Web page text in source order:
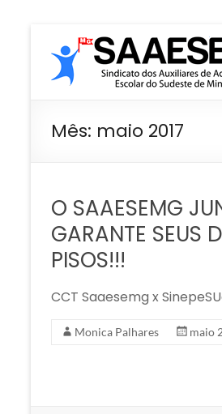
para
conteúdo
SAAESEMG
Sindicato
Auxiliares
–
Sudeste
–
MG
Mês: maio 2017
O SAAESEMG
GARANTE SEUS
PISOS!!!
CCT Saaesemg x
Monica Palhares maio